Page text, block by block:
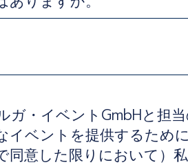
ガ・イベントGmbHと担
イベントを提供するため
同意した限りにおいて）